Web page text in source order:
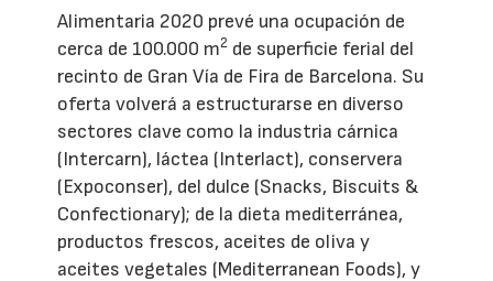
Alimentaria 2020 prevé una ocupación de
cerca de 100.000 m2 de superficie ferial del
recinto de Gran Vía de Fira de Barcelona. Su
oferta volverá a estructurarse en diverso
sectores clave como la industria cárnica
(Intercarn), láctea (Interlact), conservera
(Expoconser), del dulce (Snacks, Biscuits &
Confectionary); de la dieta mediterránea,
productos frescos, aceites de oliva y
aceites vegetales (Mediterranean Foods), y